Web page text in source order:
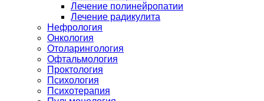
Лечение полинейропатии
Лечение радикулита
Нефрология
Онкология
Отоларингология
Офтальмология
Проктология
Психология
Психотерапия